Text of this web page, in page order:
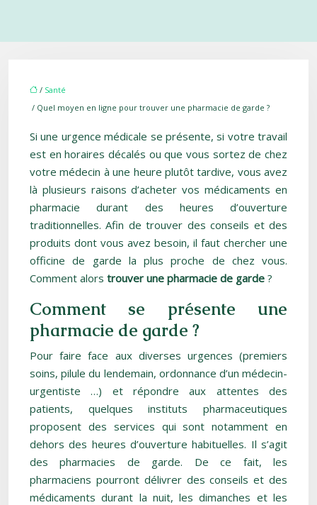
/ Santé
/ Quel moyen en ligne pour trouver une pharmacie de garde ?
Si une urgence médicale se présente, si votre travail
est en horaires décalés ou que vous sortez de chez
votre médecin à une heure plutôt tardive, vous avez
là plusieurs raisons d’acheter vos médicaments en
pharmacie durant des heures d’ouverture
traditionnelles. Afin de trouver des conseils et des
produits dont vous avez besoin, il faut chercher une
officine de garde la plus proche de chez vous.
Comment alors trouver une pharmacie de garde ?
Comment se présente une
pharmacie de garde ?
Pour faire face aux diverses urgences (premiers
soins, pilule du lendemain, ordonnance d’un médecin-
urgentiste …) et répondre aux attentes des
patients, quelques instituts pharmaceutiques
proposent des services qui sont notamment en
dehors des heures d’ouverture habituelles. Il s’agit
des pharmacies de garde. De ce fait, les
pharmaciens pourront délivrer des conseils et des
médicaments durant la nuit, les dimanches et les